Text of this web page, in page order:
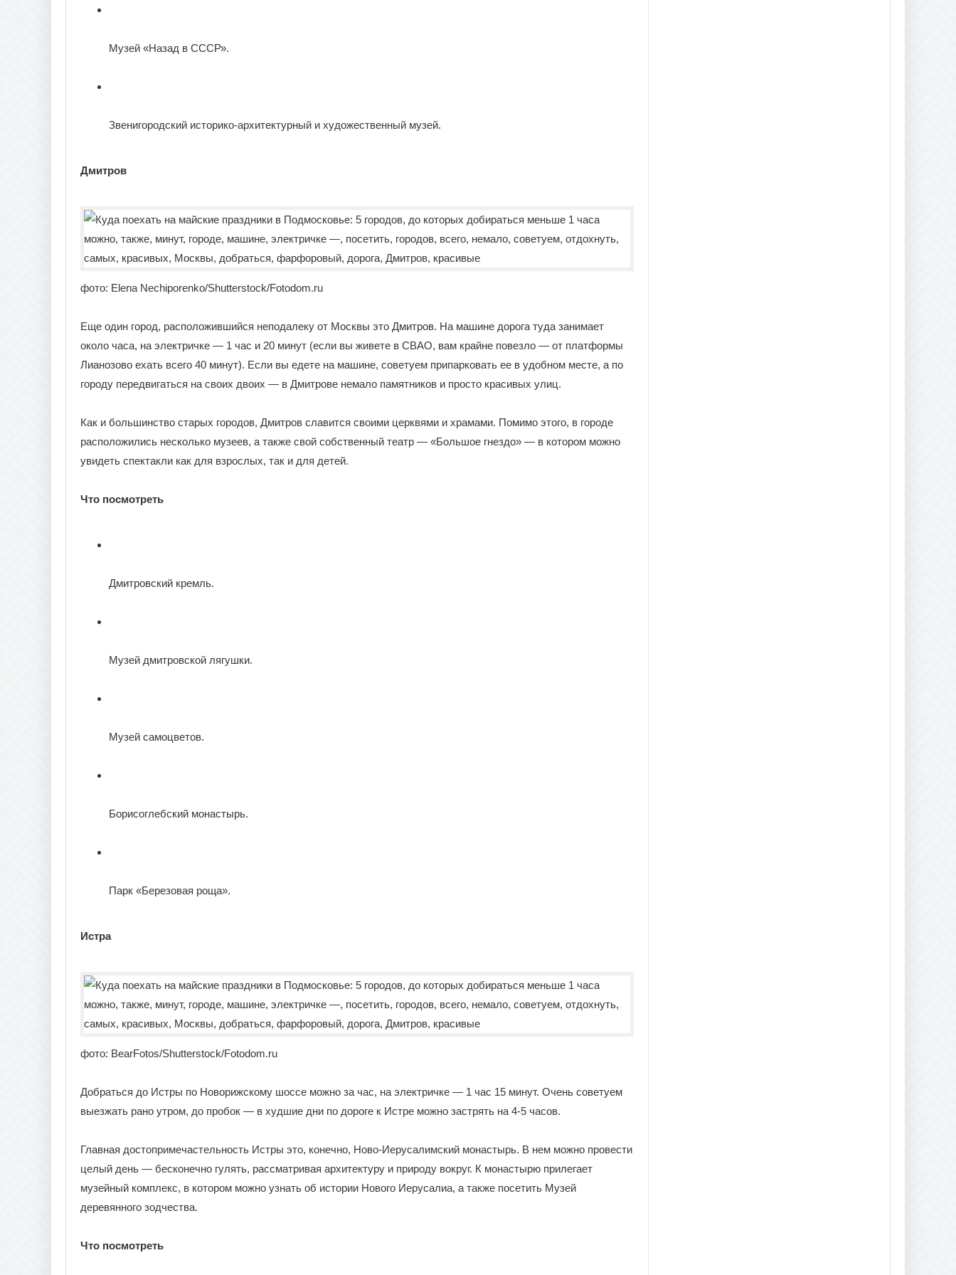
Музей «Назад в СССР».
Звенигородский историко-архитектурный и художественный музей.
Дмитров
фото: Elena Nechiporenko/Shutterstock/Fotodom.ru
Еще один город, расположившийся неподалеку от Москвы это Дмитров. На машине дорога туда занимает
около часа, на электричке — 1 час и 20 минут (если вы живете в СВАО, вам крайне повезло — от платформы
Лианозово ехать всего 40 минут). Если вы едете на машине, советуем припарковать ее в удобном месте, а по
городу передвигаться на своих двоих — в Дмитрове немало памятников и просто красивых улиц.
Как и большинство старых городов, Дмитров славится своими церквями и храмами. Помимо этого, в городе
расположились несколько музеев, а также свой собственный театр — «Большое гнездо» — в котором можно
увидеть спектакли как для взрослых, так и для детей.
Что посмотреть
Дмитровский кремль.
Музей дмитровской лягушки.
Музей самоцветов.
Борисоглебский монастырь.
Парк «Березовая роща».
Истра
фото: BearFotos/Shutterstock/Fotodom.ru
Добраться до Истры по Новорижскому шоссе можно за час, на электричке — 1 час 15 минут. Очень советуем
выезжать рано утром, до пробок — в худшие дни по дороге к Истре можно застрять на 4-5 часов.
Главная достопримечастельность Истры это, конечно, Ново-Иерусалимский монастырь. В нем можно провести
целый день — бесконечно гулять, рассматривая архитектуру и природу вокруг. К монастырю прилегает
музейный комплекс, в котором можно узнать об истории Нового Иерусалиа, а также посетить Музей
деревянного зодчества.
Что посмотреть